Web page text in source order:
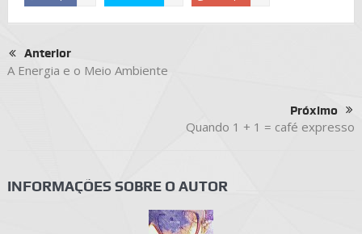
Anterior
A Energia e o Meio Ambiente
Próximo
Quando 1 + 1 = café expresso
INFORMAÇÕES SOBRE O AUTOR